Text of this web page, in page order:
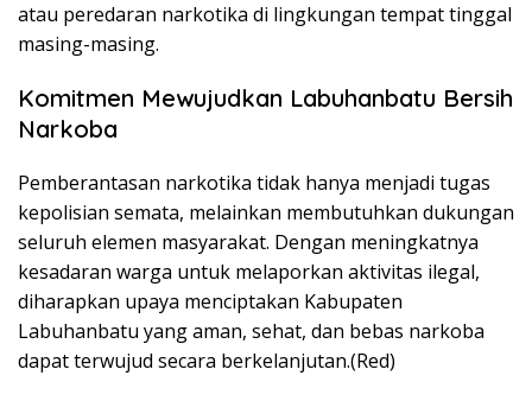
atau peredaran narkotika di lingkungan tempat tinggal
masing-masing.
Komitmen Mewujudkan Labuhanbatu Bersih
Narkoba
Pemberantasan narkotika tidak hanya menjadi tugas
kepolisian semata, melainkan membutuhkan dukungan
seluruh elemen masyarakat. Dengan meningkatnya
kesadaran warga untuk melaporkan aktivitas ilegal,
diharapkan upaya menciptakan Kabupaten
Labuhanbatu yang aman, sehat, dan bebas narkoba
dapat terwujud secara berkelanjutan.(Red)